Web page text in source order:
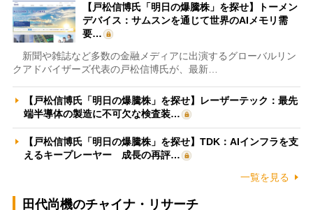
【戸松信博氏「明日の爆騰株」を探せ】トーメン
デバイス：サムスンを通じて世界のAIメモリ需
要…
新聞や雑誌など多数の金融メディアに出演するグローバルリン
クアドバイザーズ代表の戸松信博氏が、最新…
【戸松信博氏「明日の爆騰株」を探せ】レーザーテック：最先
端半導体の製造に不可欠な検査装…
【戸松信博氏「明日の爆騰株」を探せ】TDK：AIインフラを支
えるキープレーヤー 成長の再評…
一覧を見る
田代尚機のチャイナ・リサーチ